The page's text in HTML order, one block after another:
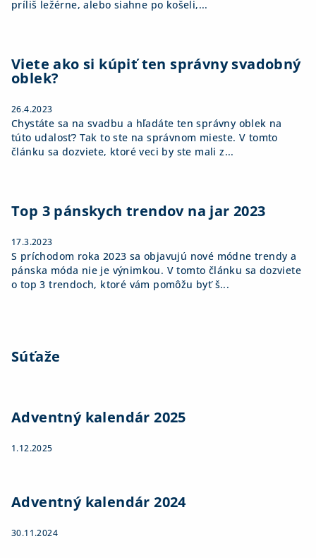
príliš ležérne, alebo siahne po košeli,...
Viete ako si kúpiť ten správny svadobný
oblek?
26.4.2023
Chystáte sa na svadbu a hľadáte ten správny oblek na
túto udalosť? Tak to ste na správnom mieste. V tomto
článku sa dozviete, ktoré veci by ste mali z...
Top 3 pánskych trendov na jar 2023
17.3.2023
S príchodom roka 2023 sa objavujú nové módne trendy a
pánska móda nie je výnimkou. V tomto článku sa dozviete
o top 3 trendoch, ktoré vám pomôžu byť š...
Súťaže
Adventný kalendár 2025
1.12.2025
Adventný kalendár 2024
30.11.2024